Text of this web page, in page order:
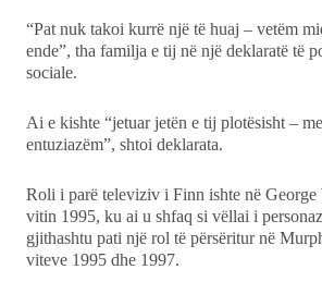
“Pat nuk takoi kurrë një të huaj – vetëm
ende”, tha familja e tij në një deklaratë të
sociale.
Ai e kishte “jetuar jetën e tij plotësisht –
entuziazëm”, shtoi deklarata.
Roli i parë televiziv i Finn ishte në George
vitin 1995, ku ai u shfaq si vëllai i
gjithashtu pati një rol të përsëritur në
viteve 1995 dhe 1997.